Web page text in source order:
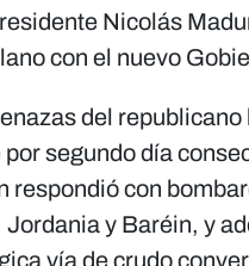
Nicolás
con el nuevo
del
por segundo día
respondió con
Jordania y Baréin, y
vía de crudo